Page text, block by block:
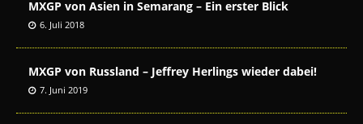
MXGP von Asien in Semarang – Ein erster Blick
6. Juli 2018
MXGP von Russland – Jeffrey Herlings wieder dabei!
7. Juni 2019